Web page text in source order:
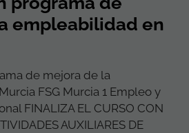
empleabilidad en
de mejora de la
FSG Murcia 1 Empleo y
FINALIZA EL CURSO CON
AUXILIARES DE